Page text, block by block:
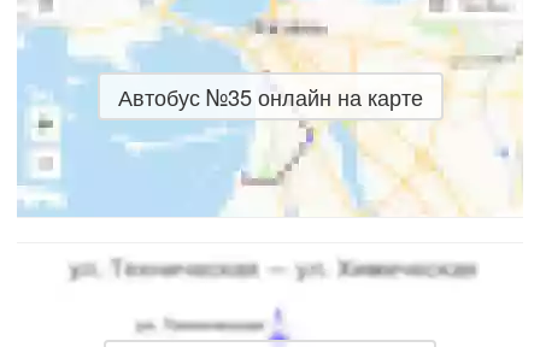
Автобус №35 онлайн на карте